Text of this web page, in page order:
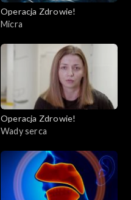
Operacja Zdrowie!
Micra
Operacja Zdrowie!
Wady serca